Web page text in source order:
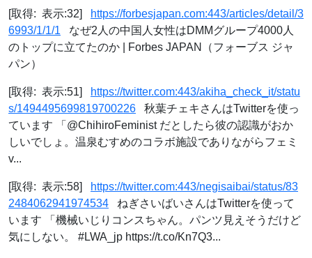
[取得: 表示:32]
https://forbesjapan.com:443/articles/detail/3
6993/1/1/1 なぜ2人の中国人女性はDMMグループ4000人
のトップに立てたのか | Forbes JAPAN（フォーブス ジャ
パン）
[取得: 表示:51]
https://twitter.com:443/akiha_check_it/statu
s/1494495699819700226 秋葉チェキさんはTwitterを使っ
ています 「@ChihiroFeminist だとしたら彼の認識がおか
しいでしょ。温泉むすめのコラボ施設でありながらフェミ
v...
[取得: 表示:58]
https://twitter.com:443/negisaibai/status/83
2484062941974534 ねぎさいばいさんはTwitterを使って
います 「機械いじりコンスちゃん。パンツ見えそうだけど
気にしない。 #LWA_jp https://t.co/Kn7Q3...